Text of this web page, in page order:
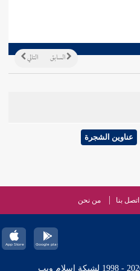
التالي السابق
عناوين الشجرة
اتصل بنا من نحن